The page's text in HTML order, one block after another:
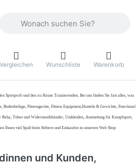
Vergleichen Wunschliste Warenkorb
Sportprofi und den zu Hause Trainierenden. Bei uns finden Sie fast alles, was
Fitnessgeräte, Fitness Equipment,Hanteln & Gewichte, Functional
Tubes und Widerstandsbänder, Umkleiden, Ausstattung für Kampfsport,
Ihnen viel Spaß beim Stöbern und Einkaufen in unserem Web Shop
und Kunden,